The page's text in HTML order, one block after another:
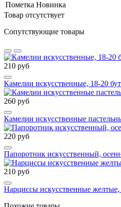
Пометка Новинка
Товар отсутствует
Сопутствующие товары
210 руб
Камелии искусственные, 18-20
260 руб
Камелии искусственные
220 руб
Папоротник искусственный,
210 руб
Нарциссы искусственные желтые,